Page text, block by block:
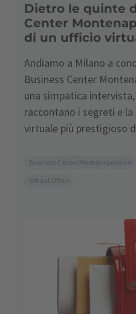
Dietro le quinte
Center
di un ufficio
Andiamo a Milano a
Business Center
una simpatica intervista,
raccontano i segreti e
virtuale più prestigioso
Business Center Montenapoleone
Virtual Office